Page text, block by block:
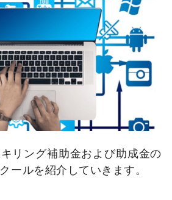
リング補助金および助成金の
ールを紹介していきます。